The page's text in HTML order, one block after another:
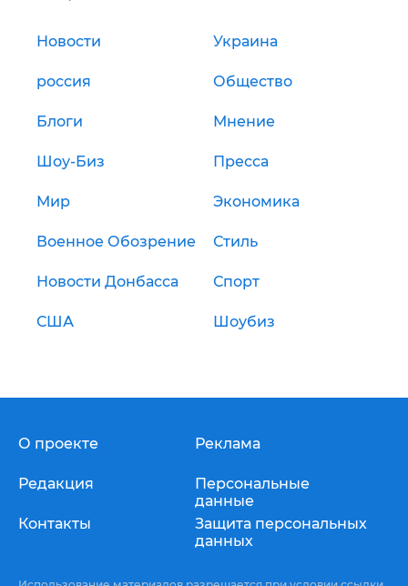
Новости Украина
россия Общество
Блоги Мнение
Шоу-Биз Пресса
Мир Экономика
Военное Обозрение Стиль
Новости Донбасса Спорт
США Шоубиз
О проекте
Редакция
Контакты
Реклама
Персональные
данные
Защита персональных
данных